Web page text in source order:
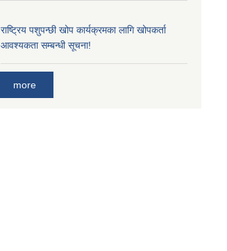
राष्ट्रिय पशुपन्छी खोप कार्यक्रमका लागि खोपकर्ता
आवश्यकता सम्बन्धी सूचना!
more